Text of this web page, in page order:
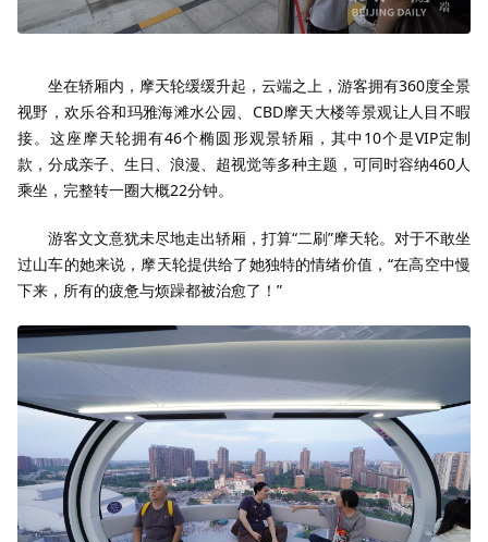
坐在轿厢内，摩天轮缓缓升起，云端之上，游客拥有360度全景
视野，欢乐谷和玛雅海滩水公园、CBD摩天大楼等景观让人目不暇
接。这座摩天轮拥有46个椭圆形观景轿厢，其中10个是VIP定制
款，分成亲子、生日、浪漫、超视觉等多种主题，可同时容纳460人
乘坐，完整转一圈大概22分钟。
游客文文意犹未尽地走出轿厢，打算“二刷”摩天轮。对于不敢坐
过山车的她来说，摩天轮提供给了她独特的情绪价值，“在高空中慢
下来，所有的疲惫与烦躁都被治愈了！”